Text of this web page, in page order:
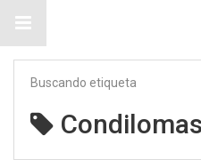
Buscando etiqueta
Condilomas